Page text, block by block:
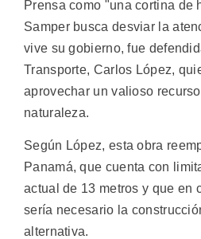
Prensa como "una cortina de
Samper busca desviar la
vive su gobierno, fue
Transporte, Carlos López,
aprovechar un valioso
naturaleza.
Según López, esta obra
Panamá, que cuenta con
actual de 13 metros y que en
sería necesario la
alternativa.